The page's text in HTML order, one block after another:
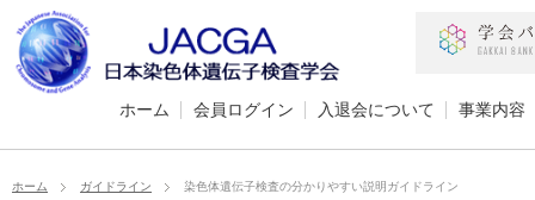
ホーム 会員ログイン 入退会について 事業内容
ホーム ガイドライン 染色体遺伝子検査の分かりやすい説明ガイドライン